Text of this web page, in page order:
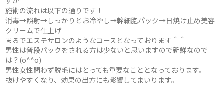
施術の流れは以下の通りです！
消毒→照射→しっかりとお冷やし→幹細胞パック→日焼け止め美容
クリームで仕上げ
まるでエステサロンのようなコースとなっております＾＾
男性は普段パックをされる方は少ないと思いますので新鮮なので
は？(o^^o)
男性女性問わず脱毛にはとっても重要なこととなっております。
抜けやすくなり、効果の出方にも影響してまいります。